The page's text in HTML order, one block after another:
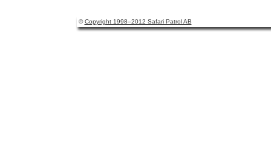
©Copyright 1998–2012 Safari Patrol AB